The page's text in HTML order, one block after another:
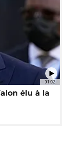
01:02
élu à la